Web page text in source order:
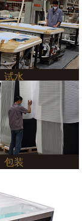
试水
包装